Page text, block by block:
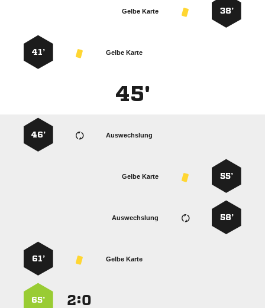
38’
Gelbe Karte
Gelbe Karte
41’
45'
Auswechslung
46’
55’
Gelbe Karte
58’
Auswechslung
Gelbe Karte
61’
:
65’